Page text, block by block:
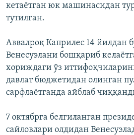
кетаётган юк машинасидан
тутилган.
Аввалроқ Каприлес 14 йилдан
Венесуэлани бошқариб
хориждаги ўз
давлат бюджетидан олинган
сарфлаётганда айблаб
7 октябрга белгиланган
сайловлари олдидан